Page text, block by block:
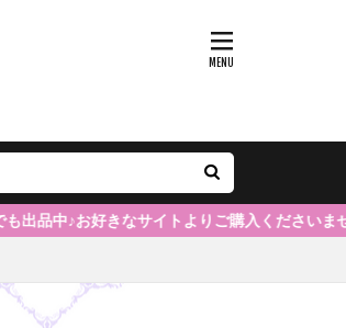
サイトよりご購入くださいませ(*^-^*)◆